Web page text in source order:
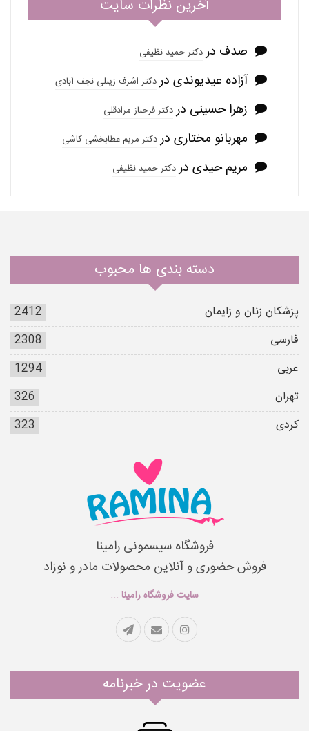
آخرین نظرات سایت
صدف دردکتر حمید نظیفی
آزاده عیدیوندی دردکتر اشرف زینلی نجف آبادی
زهرا حسینی دردکتر فرحناز مرادقلی
مهربانو مختاری دردکتر مریم عطابخشی کاشی
مریم حیدی دردکتر حمید نظیفی
دسته بندی ها محبوب
پزشکان زنان و زایمان
2412
فارسی
2308
عربی
1294
تهران
326
کردی
323
فروشگاه سیسمونی رامینا
فروش حضوری و آنلاین محصولات مادر و نوزاد
سایت فروشگاه رامینا ...
عضویت در خبرنامه